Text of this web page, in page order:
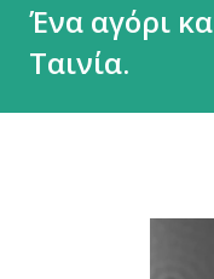
Ένα αγόρι
Ταινία.